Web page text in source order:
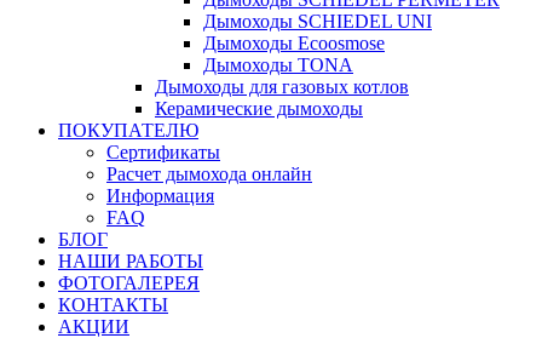
Дымоходы SCHIEDEL UNI
Дымоходы Ecoosmose
Дымоходы TONA
Дымоходы для газовых котлов
Керамические дымоходы
ПОКУПАТЕЛЮ
Сертификаты
Расчет дымохода онлайн
Информация
FAQ
БЛОГ
НАШИ РАБОТЫ
ФОТОГАЛЕРЕЯ
КОНТАКТЫ
АКЦИИ